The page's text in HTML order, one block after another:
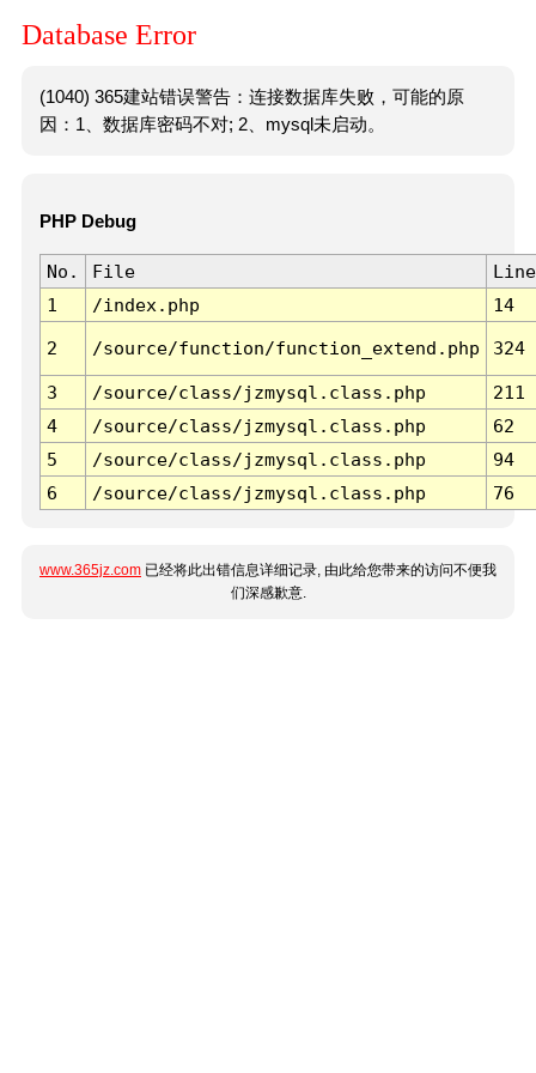
Database Error
(1040) 365建站错误警告：连接数据库失败，可能的原
因：1、数据库密码不对; 2、mysql未启动。
PHP Debug
No. File
Line
1
/index.php 14
2 /source/function/function_extend.php 324
3 /source/class/jzmysql.class.php
211
4
/source/class/jzmysql.class.php
62
5
/source/class/jzmysql.class.php
94
6
/source/class/jzmysql.class.php 76
www.365jz.com 已经将此出错信息详细记录, 由此给您带来的访问不便我
们深感歉意.